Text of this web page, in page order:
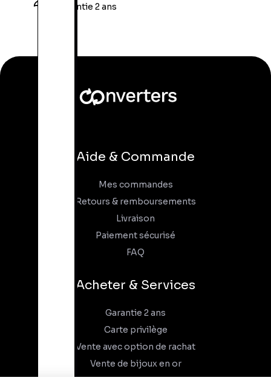
Garantie 2 ans
Aide & Commande
Mes commandes
Retours & remboursements
Livraison
Paiement sécurisé
FAQ
Acheter & Services
Garantie 2 ans
Carte privilège
Vente avec option de rachat
Vente de bijoux en or